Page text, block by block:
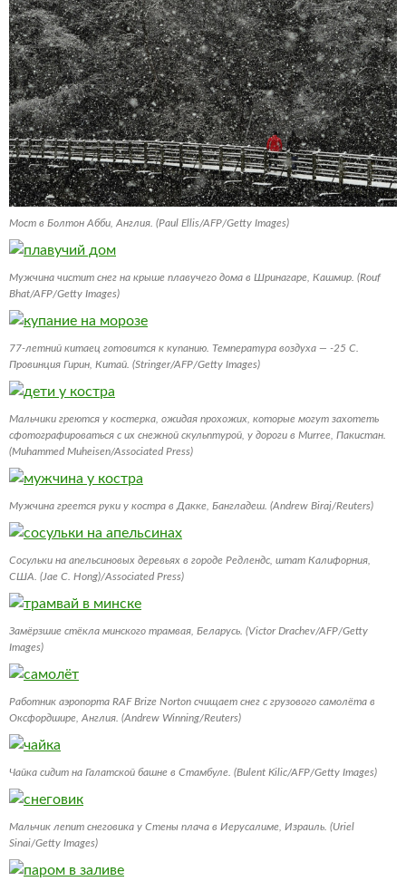
Мост в Болтон Абби, Англия. (Paul Ellis/AFP/Getty Images)
Мужчина чистит снег на крыше плавучего дома в Шринагаре, Кашмир. (Rouf
Bhat/AFP/Getty Images)
77-летний китаец готовится к купанию. Температура воздуха — -25 С.
Провинция Гирин, Китай. (Stringer/AFP/Getty Images)
Мальчики греются у костерка, ожидая прохожих, которые могут захотеть
сфотографироваться с их снежной скульптурой, у дороги в Murree, Пакистан.
(Muhammed Muheisen/Associated Press)
Мужчина греется руки у костра в Дакке, Бангладеш. (Andrew Biraj/Reuters)
Сосульки на апельсиновых деревьях в городе Редлендс, штат Калифорния,
США. (Jae C. Hong)/Associated Press)
Замёрзшие стёкла минского трамвая, Беларусь. (Victor Drachev/AFP/Getty
Images)
Работник аэропорта RAF Brize Norton счищает снег с грузового самолёта в
Оксфордшире, Англия. (Andrew Winning/Reuters)
Чайка сидит на Галатской башне в Стамбуле. (Bulent Kilic/AFP/Getty Images)
Мальчик лепит снеговика у Стены плача в Иерусалиме, Израиль. (Uriel
Sinai/Getty Images)